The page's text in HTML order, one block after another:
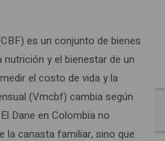
es un conjunto de bienes
y el bienestar de un
el costo de vida y la
(Vmcbf) cambia según
Dane en Colombia no
la canasta familiar, sino que